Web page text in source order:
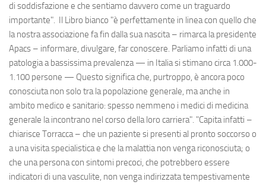
di soddisfazione e che sentiamo davvero come un traguardo
importante". Il Libro bianco "è perfettamente in linea con quello che
la nostra associazione fa fin dalla sua nascita – rimarca la presidente
Apacs – informare, divulgare, far conoscere. Parliamo infatti di una
patologia a bassissima prevalenza — in Italia si stimano circa 1.000-
1.100 persone — Questo significa che, purtroppo, è ancora poco
conosciuta non solo tra la popolazione generale, ma anche in
ambito medico e sanitario: spesso nemmeno i medici di medicina
generale la incontrano nel corso della loro carriera". "Capita infatti –
chiarisce Torracca – che un paziente si presenti al pronto soccorso o
a una visita specialistica e che la malattia non venga riconosciuta; o
che una persona con sintomi precoci, che potrebbero essere
indicatori di una vasculite, non venga indirizzata tempestivamente